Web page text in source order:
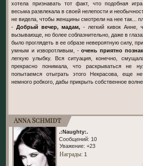
хотела признавать тот факт, что подобная
весьма развлекала в своей нелепости и
не видела, чтобы женщины смотрели на нее так...
-Добрый вечер, мадам,- легкий кивок Анне,
вызывающе, но более соблазнительно, даже в
было проглядеть в ее образе невероятную силу,
умным и изворотливым, -очень приятно
легкую улыбку. Вся ситуация, конечно,
прекрасно понимала, что раскрываться не
попытаемся отыграть этого Некрасова, еще
немного робкого, дабы прикрыть собственное
Anna Schmidt
.:Naughty:.
Сообщений: 10
Уважение: +23
Награды: 1